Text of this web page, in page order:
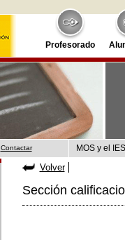
Profesorado
Contactar MOS y el
Volver
Sección